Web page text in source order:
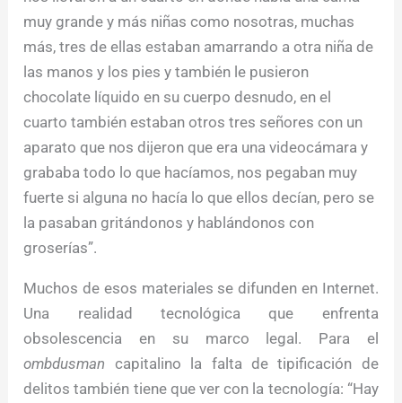
muy grande y más niñas como nosotras, muchas
más, tres de ellas estaban amarrando a otra niña de
las manos y los pies y también le pusieron
chocolate líquido en su cuerpo desnudo, en el
cuarto también estaban otros tres señores con un
aparato que nos dijeron que era una videocámara y
grababa todo lo que hacíamos, nos pegaban muy
fuerte si alguna no hacía lo que ellos decían, pero se
la pasaban gritándonos y hablándonos con
groserías”.
Muchos de esos materiales se difunden en Internet.
Una realidad tecnológica que enfrenta
obsolescencia en su marco legal. Para el
ombdusman capitalino la falta de tipificación de
delitos también tiene que ver con la tecnología: “Hay